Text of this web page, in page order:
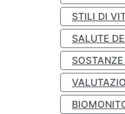
STILI DI
SALUTE